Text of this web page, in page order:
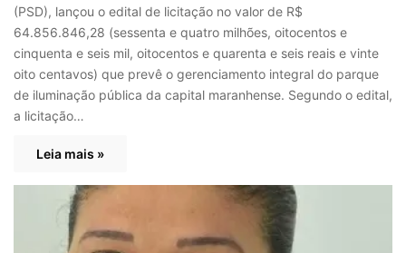
(PSD), lançou o edital de licitação no valor de R$
64.856.846,28 (sessenta e quatro milhões, oitocentos e
cinquenta e seis mil, oitocentos e quarenta e seis reais e vinte
oito centavos) que prevê o gerenciamento integral do parque
de iluminação pública da capital maranhense. Segundo o edital,
a licitação…
Leia mais »